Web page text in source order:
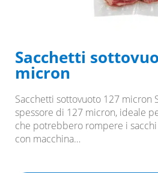
Sacchetti
micron
Sacchetti sottovuoto 127 micron
spessore di 127 micron, ideale
che potrebbero rompere i
con macchina…